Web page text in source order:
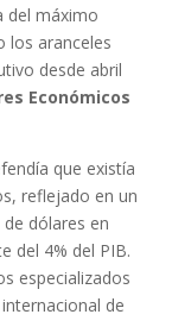
del máximo
los aranceles
desde abril
Económicos
que existía
reflejado en un
dólares en
del 4% del PIB.
especializados
de